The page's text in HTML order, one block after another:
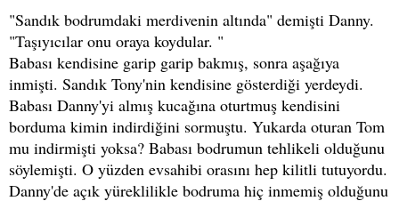
"Sandık bodrumdaki merdivenin altında" demişti Danny.
"Taşıyıcılar onu oraya koydular. "
Babası kendisine garip garip bakmış, sonra aşağıya
inmişti. Sandık Tony'nin kendisine gösterdiği yerdeydi.
Babası Danny'yi almış kucağına oturtmuş kendisini
borduma kimin indirdiğini sormuştu. Yukarda oturan Tom
mu indirmişti yoksa? Babası bodrumun tehlikeli olduğunu
söylemişti. O yüzden evsahibi orasını hep kilitli tutuyordu.
Danny'de açık yüreklilikle bodruma hiç inmemiş olduğunu